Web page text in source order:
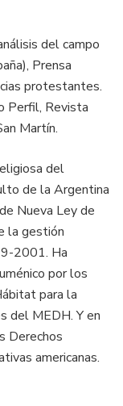
del campo
Prensa
protestantes.
Perfil, Revista
Martín.
del
de la Argentina
Nueva Ley de
la gestión
2001. Ha
por los
para la
del MEDH. Y en
Derechos
americanas.